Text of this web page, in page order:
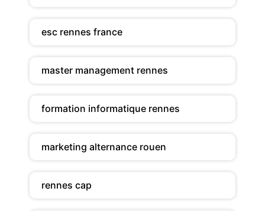
esc rennes france
master management rennes
formation informatique rennes
marketing alternance rouen
rennes cap